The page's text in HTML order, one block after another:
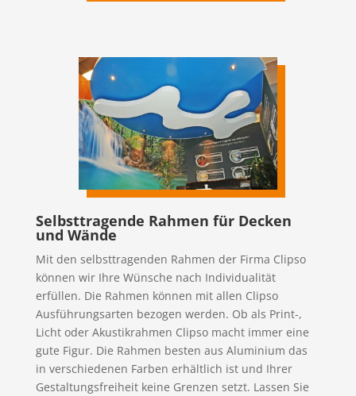
Selbsttragende Rahmen für Decken
und Wände
Mit den selbsttragenden Rahmen der Firma Clipso
können wir Ihre Wünsche nach Individualität
erfüllen. Die Rahmen können mit allen Clipso
Ausführungsarten bezogen werden. Ob als Print-,
Licht oder Akustikrahmen Clipso macht immer eine
gute Figur. Die Rahmen besten aus Aluminium das
in verschiedenen Farben erhältlich ist und Ihrer
Gestaltungsfreiheit keine Grenzen setzt. Lassen Sie